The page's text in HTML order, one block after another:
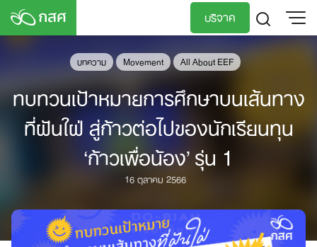
Skip
content
บริจาค
TH
EN
บทความ Movement All About EEF
ทบทวนเป้าหมายการศึกษาบนเส้นทาง
ที่ฝันใฝ่ สู่ก้าวต่อไปของนักเรียนทุน
‘ก้าวเพื่อน้อง’ รุ่น 1
16 ตุลาคม 2566